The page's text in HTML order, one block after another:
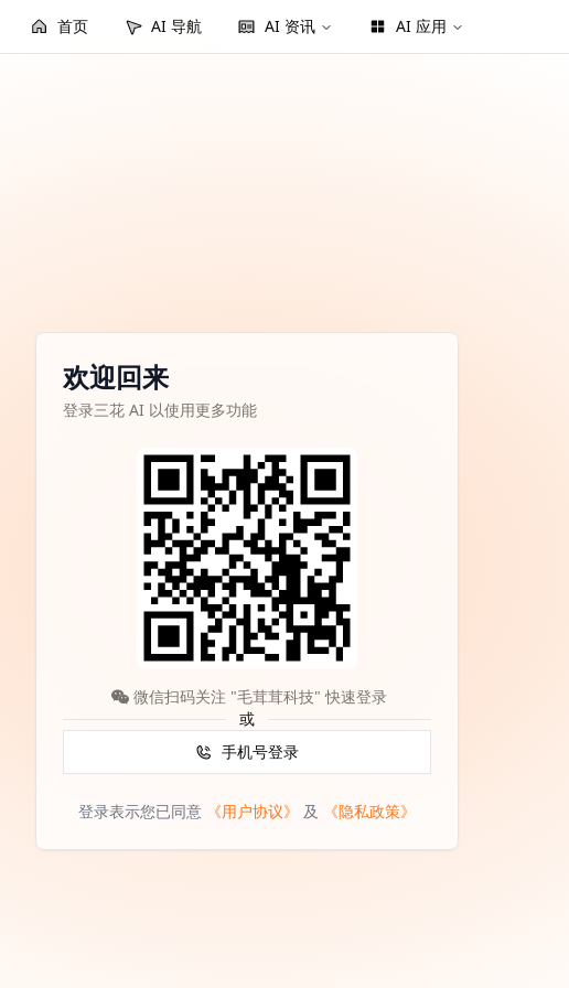
首页 AI 导航 AI 资讯 AI 应用
欢迎回来
登录三花 AI 以使用更多功能
手机号登录
或
微信扫码关注 "毛茸茸科技" 快速登录
登录表示您已同意 《用户协议》 及 《隐私政策》